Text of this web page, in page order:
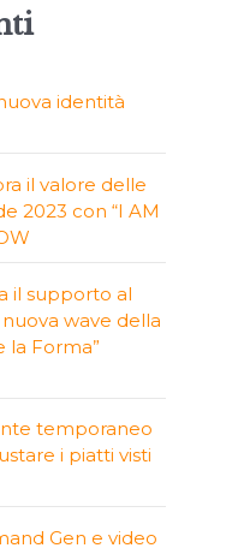
identità
il valore delle
2023 con “I AM
il supporto al
wave della
la Forma”
temporaneo
i piatti visti
Gen e video